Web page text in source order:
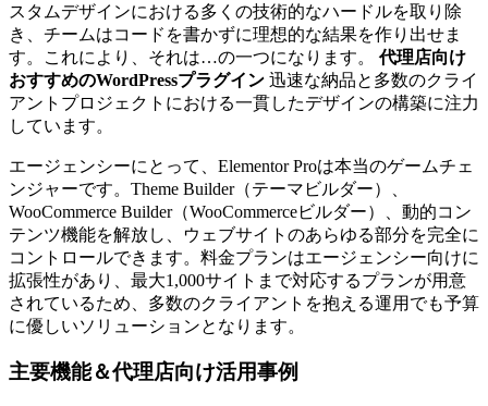
スタムデザインにおける多くの技術的なハードルを取り除
き、チームはコードを書かずに理想的な結果を作り出せま
す。これにより、それは…の一つになります。代理店向け
おすすめのWordPressプラグイン 迅速な納品と多数のクライ
アントプロジェクトにおける一貫したデザインの構築に注力
しています。
エージェンシーにとって、Elementor Proは本当のゲームチェ
ンジャーです。Theme Builder（テーマビルダー）、
WooCommerce Builder（WooCommerceビルダー）、動的コン
テンツ機能を解放し、ウェブサイトのあらゆる部分を完全に
コントロールできます。料金プランはエージェンシー向けに
拡張性があり、最大1,000サイトまで対応するプランが用意
されているため、多数のクライアントを抱える運用でも予算
に優しいソリューションとなります。
主要機能＆代理店向け活用事例